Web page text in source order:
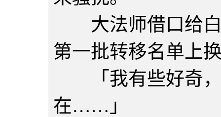
大法师借口给白
第一批转移名单上
「我有些好奇，
在……」